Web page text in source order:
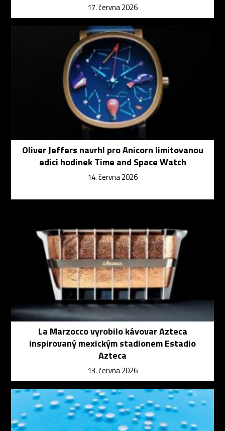
17. června 2026
Oliver Jeffers navrhl pro Anicorn limitovanou
edici hodinek Time and Space Watch
14. června 2026
La Marzocco vyrobilo kávovar Azteca
inspirovaný mexickým stadionem Estadio
Azteca
13. června 2026